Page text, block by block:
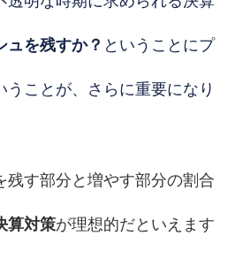
ュを残すか？ ということにプ
うことが、さらに重要になり
残す部分と増やす部分の割合
算対策が理想的だといえます